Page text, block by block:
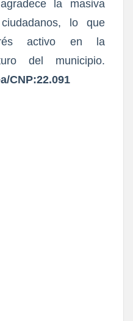
la masiva
lo que
activo en la
del municipio.
CNP:22.091